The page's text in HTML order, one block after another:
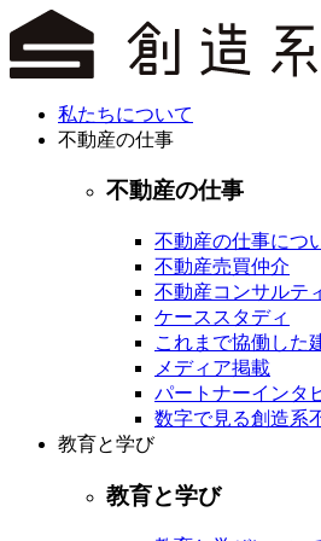
私たちについて
不動産の仕事
不動産の仕事
不動産の仕事につ
不動産売買仲介
不動産コンサルテ
ケーススタディ
これまで協働した
メディア掲載
パートナーインタ
数字で見る創造系
教育と学び
教育と学び